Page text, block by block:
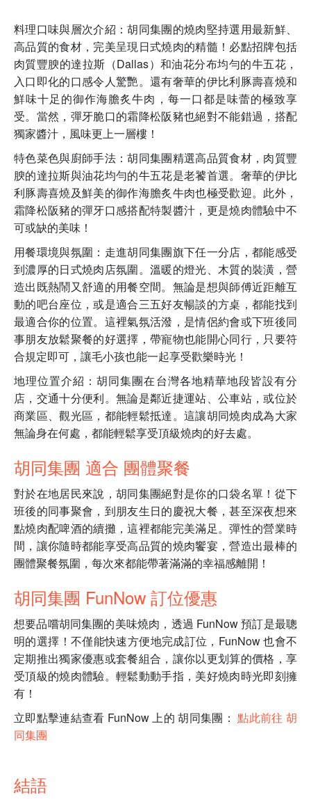
料理口味與層次介紹：胡同集團的燒肉堅持選用最新鮮、
高品質的食材，完美呈現日式燒肉的精髓！必點招牌包括
肉質豐腴的達拉斯（Dallas）和油花分布均勻的牛五花，
入口即化的口感令人驚艷。還有奢華的伊比利豚壽喜燒和
鮮味十足的御作海膽炙牛肉，每一口都是味蕾的極致享
受。當然，彈牙脆口的霜降松阪豬也絕對不能錯過，搭配
獨家醬汁，風味更上一層樓！
特色菜色與廚師手法：胡同集團精選高品質食材，肉質豐
腴的達拉斯與油花均勻的牛五花是老饕首選。奢華的伊比
利豚壽喜燒及鮮美的御作海膽炙牛肉也極受歡迎。此外，
霜降松阪豬的彈牙口感搭配特製醬汁，更是燒肉體驗中不
可或缺的美味！
用餐環境與氛圍：走進胡同集團旗下任一分店，都能感受
到濃厚的日式燒肉店氛圍。溫暖的燈光、木質的裝潢，營
造出既熱鬧又舒適的用餐空間。無論是想與師傅近距離互
動的吧台座位，或是適合三五好友暢談的方桌，都能找到
最適合你的位置。這裡氣氛活潑，是情侶約會或下班後同
事朋友放鬆聚餐的好選擇，帶寵物也能開心同行，只要符
合規定即可，讓毛小孩也能一起享受歡樂時光！
地理位置介紹：胡同集團在台灣各地精華地段皆設有分
店，交通十分便利。無論是鄰近捷運站、公車站，或位於
商業區、觀光區，都能輕鬆抵達。這讓胡同燒肉成為大家
無論身在何處，都能輕鬆享受頂級燒肉的好去處。
胡同集團 適合 團體聚餐
對於在地居民來說，胡同集團絕對是你的口袋名單！從下
班後的同事聚會，到朋友生日的慶祝大餐，甚至深夜想來
點燒肉配啤酒的續攤，這裡都能完美滿足。彈性的營業時
間，讓你隨時都能享受高品質的燒肉饗宴，營造出最棒的
團體聚餐氛圍，每次來都能帶著滿滿的幸福感離開！
胡同集團 FunNow 訂位優惠
想要品嚐胡同集團的美味燒肉，透過 FunNow 預訂是最聰
明的選擇！不僅能快速方便地完成訂位，FunNow 也會不
定期推出獨家優惠或套餐組合，讓你以更划算的價格，享
受頂級的燒肉體驗。輕鬆動動手指，美好燒肉時光即刻擁
有！
立即點擊連結查看 FunNow 上的 胡同集團：點此前往 胡
同集團
結語